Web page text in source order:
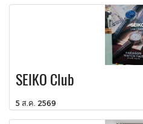
SEIKO Club
5 ส.ค. 2569